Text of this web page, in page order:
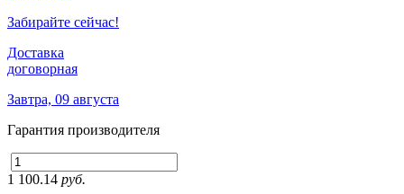
Забирайте сейчас!
Доставка
договорная
Завтра, 09 августа
Гарантия производителя
1 100.14 руб.